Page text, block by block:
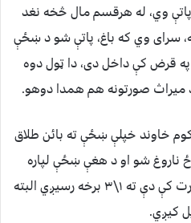
وي، له هرقسم مال څخه نغد
سراى وي که باغ، پاتې شو د ښځې
قرض کې داخل دى، دا ټول دوه
ميراث صورتونه هم همدا دوهو.
خاوند خپلې ښځې ته بائن طلاق
ناروغ شو او د هغې ښځې لپاره
یې د ١\٣ وصت وکړ په دغه صورت کې دې ته ١\٣ برخه رسيږي البته
کيږي.